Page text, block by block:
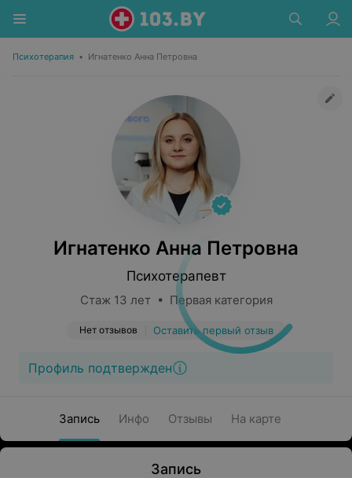
Психотерапия • Игнатенко Анна Петровна
Игнатенко Анна Петровна
Психотерапевт
Стаж 13 лет • Первая категория
Нет отзывов Оставить первый отзыв
Профиль подтвержден
Запись Инфо Отзывы На карте
Запись